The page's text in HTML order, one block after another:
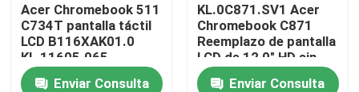
Sobre nosotros
Contactos
Acer Chromebook 511
C734T pantalla táctil
LCD B116XAK01.0
KL.11605.065
Enviar Consulta
KL.0C871.SV1 Acer
Chromebook C871
Reemplazo de pantalla
LCD de 12,0" HD sin
toque B120XAN01.0
Enviar Consulta